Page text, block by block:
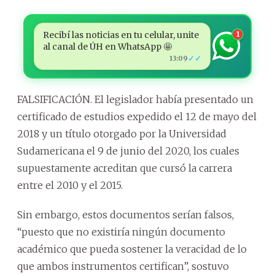
Recibí las noticias en tu celular, unite
al canal de ÚH en WhatsApp 🤩
13:09 ✓✓
1
FALSIFICACIÓN. El legislador había presentado un
certificado de estudios expedido el 12 de mayo del
2018 y un título otorgado por la Universidad
Sudamericana el 9 de junio del 2020, los cuales
supuestamente acreditan que cursó la carrera
entre el 2010 y el 2015.
Sin embargo, estos documentos serían falsos,
“puesto que no existiría ningún documento
académico que pueda sostener la veracidad de lo
que ambos instrumentos certifican”, sostuvo